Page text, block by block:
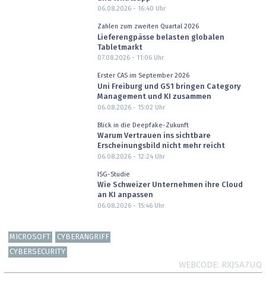
06.08.2026 - 16:40 Uhr
Zahlen zum zweiten Quartal 2026
Lieferengpässe belasten globalen
Tabletmarkt
07.08.2026 - 11:06Uhr
Erster CAS im September 2026
Uni Freiburg und GS1 bringen Category
Management und KI zusammen
06.08.2026 - 15:02 Uhr
Blick in die Deepfake-Zukunft
Warum Vertrauen ins sichtbare
Erscheinungsbild nicht mehr reicht
06.08.2026 - 12:24Uhr
ISG-Studie
Wie Schweizer Unternehmen ihre Cloud
an KI anpassen
06.08.2026 - 15:46Uhr
MICROSOFT
CYBERANGRIFF
CYBERSECURITY
WEBCODE RXJSA7UQ